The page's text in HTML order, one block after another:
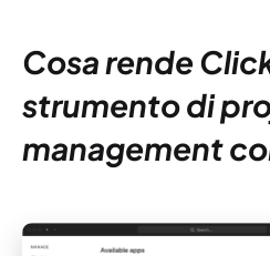
Cosa rende
strumento di
management